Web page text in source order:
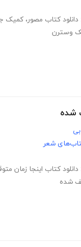
دانلود کتاب مصور، کمیک
وسترن
شده
شعر
دانلود کتاب اینجا زمان
شده